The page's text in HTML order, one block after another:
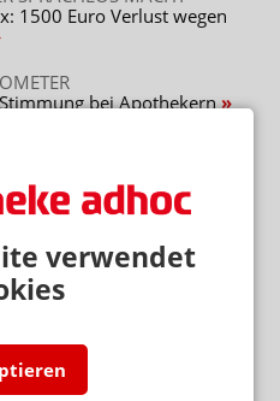
verwendet
1500 Euro Verlust wegen
bei Apothekern
Apotheker
unzureichend